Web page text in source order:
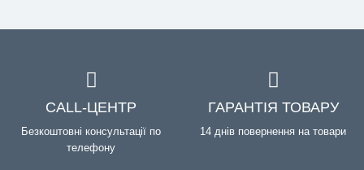
CALL-ЦЕНТР
Безкоштовні консультації по
телефону
ГАРАНТІЯ ТОВАРУ
14 днів повернення на товари